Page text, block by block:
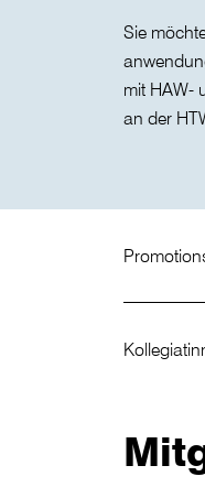
Sie
mit HAW-
an der